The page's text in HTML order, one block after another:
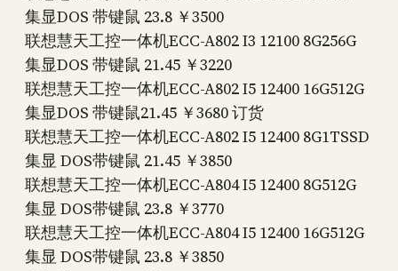
集显DOS 带键鼠 23.8 ￥3500
联想慧天工控一体机ECC-A802 I3 12100 8G256G
集显DOS 带键鼠 21.45 ￥3220
联想慧天工控一体机ECC-A802 I5 12400 16G512G
集显DOS 带键鼠21.45 ￥3680 订货
联想慧天工控一体机ECC-A802 I5 12400 8G1TSSD
集显 DOS带键鼠 21.45 ￥3850
联想慧天工控一体机ECC-A804 I5 12400 8G512G
集显 DOS带键鼠 23.8 ￥3770
联想慧天工控一体机ECC-A804 I5 12400 16G512G
集显 DOS带键鼠 23.8 ￥3850